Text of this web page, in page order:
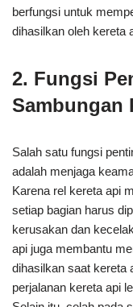
berfungsi untuk
dihasilkan oleh kereta
2. Fungsi
Sambungan
Salah satu fungsi
adalah menjaga
Karena rel kereta api
setiap bagian harus
kerusakan dan
api juga membantu
dihasilkan saat kereta
perjalanan kereta api